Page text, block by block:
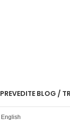
PREVEDITE BLOG /